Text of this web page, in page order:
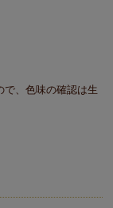
、色味の確認は生